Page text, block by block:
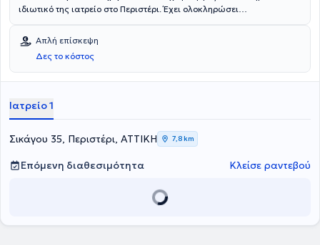
ιδιωτικό της ιατρείο στο Περιστέρι. Έχει ολοκληρώσει
Πανεπιστήμιο Αθηνών, είναι Επιμελήτρια στη Β' Παιδοχειρουργική
Κλινική του Νοσοκομείου "Παίδων Μητέρα" ενώ στη διάρκεια της
ειδικότητάς της θήτευσε στο Γενικό Νοσοκομείο Αττικής
"Σισμανόγλειο" και στο Γενικό Νοσοκομείο Παίδων " Η Αγία Σοφία".
παρακολουθήσει πλήθος συνεδρίων.
Απλή επίσκεψη
Δες το κόστος
Ιατρείο 1
Σικάγου 35, Περιστέρι, ΑΤΤΙΚΗ 7,8 km
Επόμενη διαθεσιμότητα Κλείσε ραντεβού